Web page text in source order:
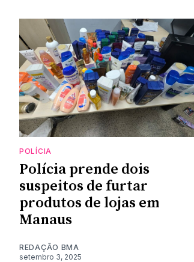
POLÍCIA
Polícia prende dois
suspeitos de furtar
produtos de lojas em
Manaus
REDAÇÃO BMA
setembro 3, 2025